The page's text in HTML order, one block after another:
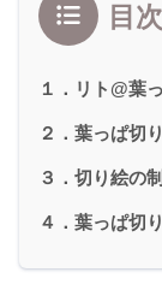
目次
１．リト@葉
２．葉っぱ切
３．切り絵の
４．葉っぱ切